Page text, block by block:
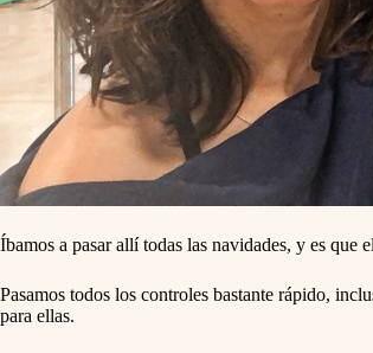
Íbamos a pasar allí todas las navidades, y es que
Pasamos todos los controles bastante rápido,
para ellas.